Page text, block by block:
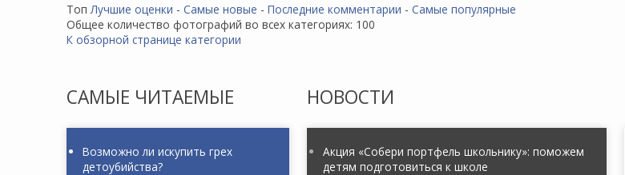
Топ Лучшие оценки - Самые новые - Последние комментарии - Самые популярные
Общее количество фотографий во всех категориях: 100
К обзорной странице категории
САМЫЕ ЧИТАЕМЫЕ
Возможно ли искупить грех
детоубийства?
НОВОСТИ
Акция «Собери портфель школьнику»: поможем
детям подготовиться к школе